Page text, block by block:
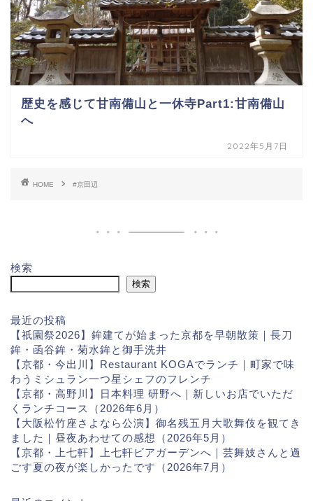
歴史を感じて甘南備山と一休寺Part1:甘南備山
へ
2022年5月7日
HOME #京田辺
検索
検索
最近の投稿
【祇園祭2026】鉾建てが始まった京都を早朝散策｜長刀
鉾・函谷鉾・菊水鉾と御手洗井
【京都・今出川】Restaurant KOGAでランチ｜町家で味
わうミシュラン一つ星シェフのフレンチ
【京都・高野川】日本料理 研野へ｜新しいお店でいただ
くランチコース（2026年6月）
【大阪松竹座さよなら公演】御名残五月大歌舞伎を観てき
ました｜昼夜あわせての感想（2026年5月）
【京都・上七軒】上七軒ビアガーデンへ｜芸舞妓さんと過
ごす夏の夜が楽しかったです（2026年7月）